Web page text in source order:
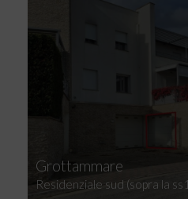
Grottammare
Residenziale sud (sopra la